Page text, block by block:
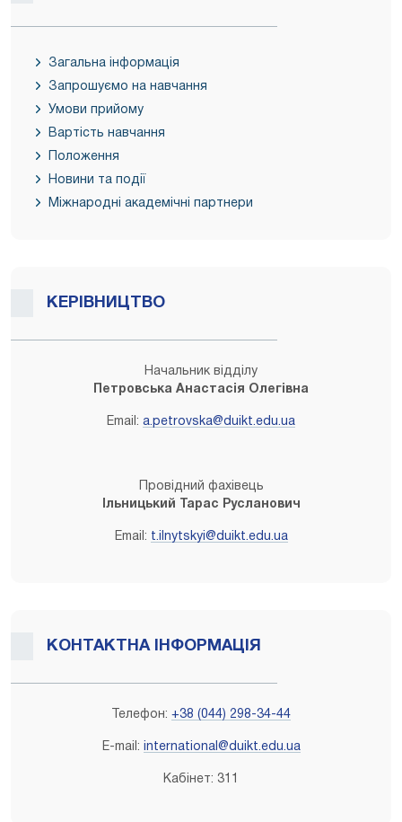
Загальна інформація
Запрошуємо на навчання
Умови прийому
Вартість навчання
Положення
Новини та події
Міжнародні академічні партнери
КЕРІВНИЦТВО
Начальник відділу
Петровська Анастасія Олегівна
Email: a.petrovska@duikt.edu.ua
Провідний фахівець
Ільницький Тарас Русланович
Email: t.ilnytskyi@duikt.edu.ua
КОНТАКТНА ІНФОРМАЦІЯ
Телефон: +38 (044) 298-34-44
E-mail: international@duikt.edu.ua
Кабінет: 311